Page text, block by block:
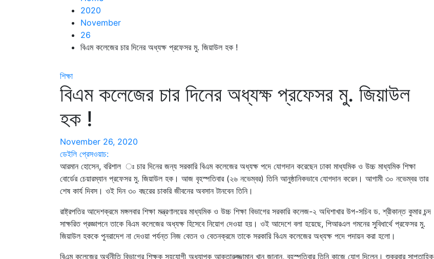
2020
November
26
বিএম কলেজের চার দিনের অধ্যক্ষ প্রফেসর মু. জিয়াউল হক !
শিক্ষা
বিএম কলেজের চার দিনের অধ্যক্ষ প্রফেসর মু. জিয়াউল
হক !
November 26, 2020
ডেইলি প্রেসওয়াচ:
আরমান হোসেন, বরিশাল ঃ চার দিনের জন্য সরকারি বিএম কলেজের অধ্যক্ষ পদে যোগদান করেছেন ঢাকা মাধ্যমিক ও উচ্চ মাধ্যমিক শিক্ষা
বোর্ডের চেয়ারম্যান প্রফেসর মু. জিয়াউল হক। আজ বৃহস্পতিবার (২৬ নভেম্বর) তিনি আনুষ্ঠানিকভাবে যোগদান করেন। আগামী ৩০ নভেম্বর তার
শেষ কার্য দিবস। ওই দিন ৩০ বছরের চাকরি জীবনের অবসান টানবেন তিনি।
রাষ্ট্রপতির আদেশক্রমে মঙ্গলবার শিক্ষা মন্ত্রণালয়ের মাধ্যমিক ও উচ্চ শিক্ষা বিভাগের সরকারি কলেজ-২ অধিশাখার উপ-সচিব ড. শ্রীকান্ত কুমার চন্দ
সাক্ষরিত প্রজ্ঞাপনে তাকে বিএম কলেজের অধ্যক্ষ হিসেবে নিয়োগ দেওয়া হয়। ওই আদেশে বলা হয়েছে, পিআরএল গমনের সুবিধার্থে প্রফেসর মু.
জিয়াউল হককে পুনরাদেশ না দেওয়া পর্যন্ত নিজ বেতন ও বেতনক্রমে তাকে সরকারি বিএম কলেজের অধ্যক্ষ পদে পদায়ন করা হলো।
বিএম কলেজের অর্থনীতি বিভাগের শিক্ষক সহযোগী অধ্যাপক আক্তারুজ্জামান খান জানান, বৃহস্পতিবার তিনি কাজে যোগ দিলেন। শুক্রবার সাপ্তাহিক